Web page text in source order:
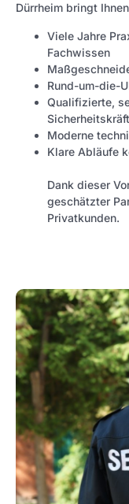
Dürrheim bringt
Viele Jahre
Fachwissen
Rund-um-die-
Qualifizierte,
Moderne
Klare Abläufe
Dank dieser
geschätzter
Privatkunden.